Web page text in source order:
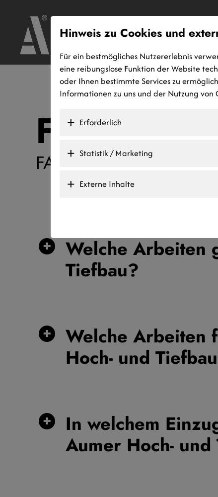
Frag den
FAQ rund um das
Welche Arbeiten
Tiefbau?
Welche Arbeiten
Hoch- und
In welchem
Aumer Hoch-
Hinweis zu Cookies und
Für ein bestmögliches Nutzererlebnis
eine reibungslose Funktion der Website
oder Ihnen bestimmte Services zu
Informationen zu uns und der Nutzung von
Erforderlich
Statistik / Marketing
Externe Inhalte